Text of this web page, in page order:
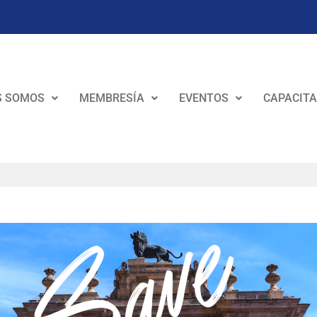
SOMOS MEMBRESÍA EVENTOS